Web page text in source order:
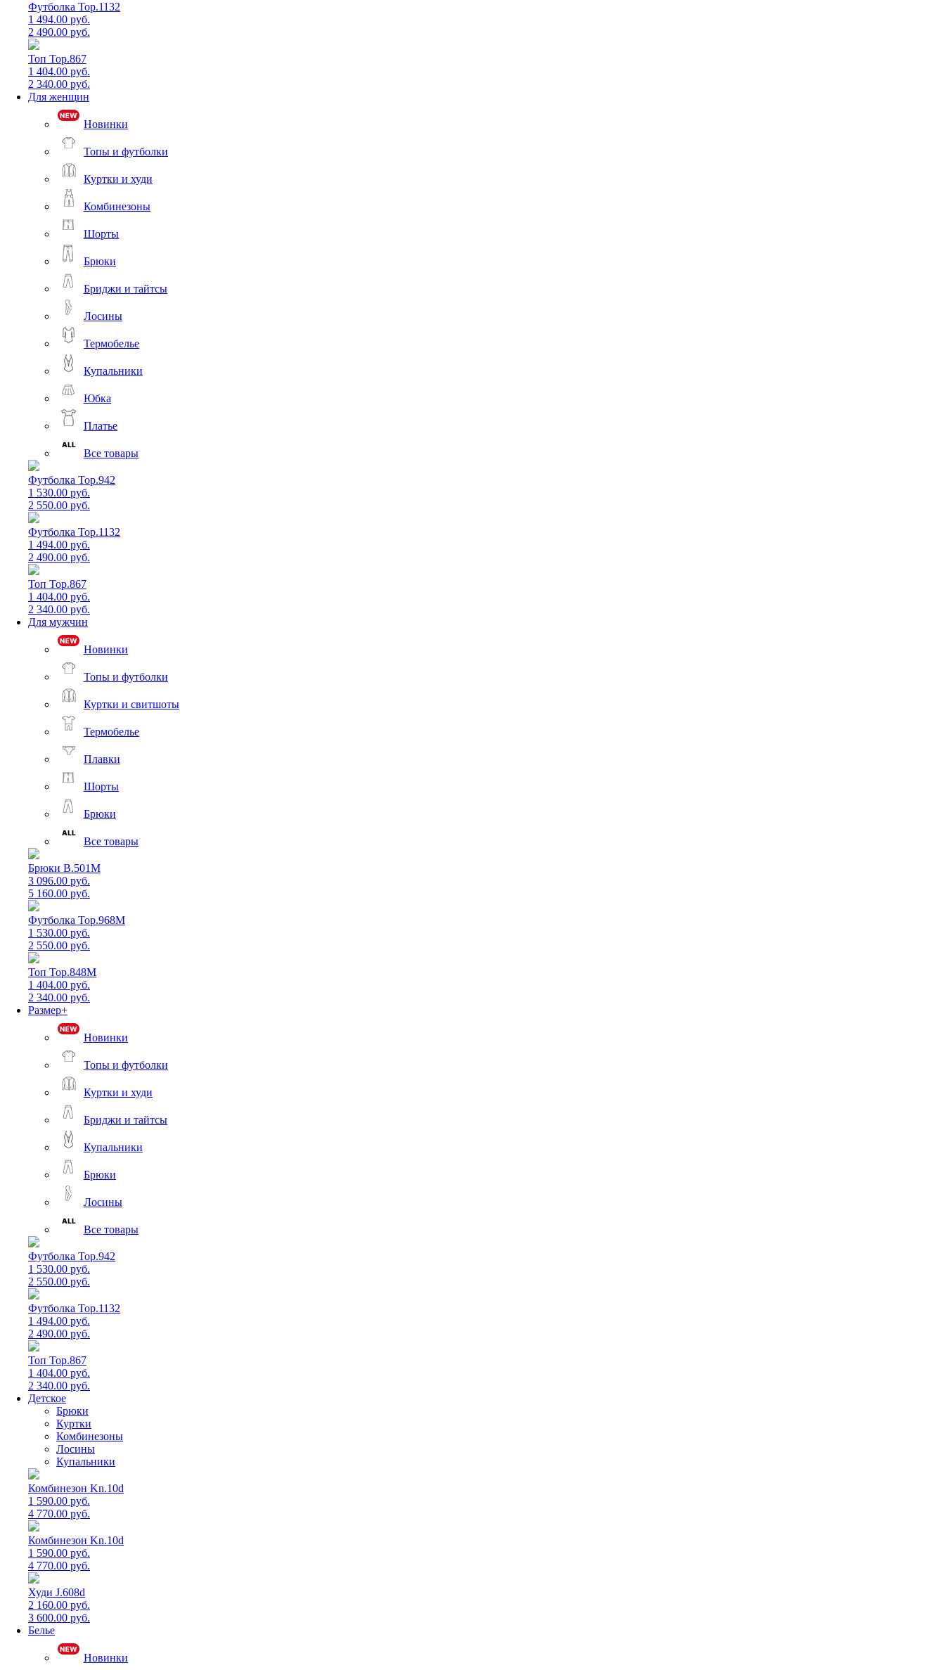
Футболка Top.1132
1 494.00 руб.
2 490.00 руб.
Топ Top.867
1 404.00 руб.
2 340.00 руб.
Для женщин
Новинки
Топы и футболки
Куртки и худи
Комбинезоны
Шорты
Брюки
Бриджи и тайтсы
Лосины
Термобелье
Купальники
Юбка
Платье
Все товары
Футболка Top.942
1 530.00 руб.
2 550.00 руб.
Футболка Top.1132
1 494.00 руб.
2 490.00 руб.
Топ Top.867
1 404.00 руб.
2 340.00 руб.
Для мужчин
Новинки
Топы и футболки
Куртки и свитшоты
Термобелье
Плавки
Шорты
Брюки
Все товары
Брюки B.501M
3 096.00 руб.
5 160.00 руб.
Футболка Top.968M
1 530.00 руб.
2 550.00 руб.
Топ Top.848M
1 404.00 руб.
2 340.00 руб.
Размер+
Новинки
Топы и футболки
Куртки и худи
Бриджи и тайтсы
Купальники
Брюки
Лосины
Все товары
Футболка Top.942
1 530.00 руб.
2 550.00 руб.
Футболка Top.1132
1 494.00 руб.
2 490.00 руб.
Топ Top.867
1 404.00 руб.
2 340.00 руб.
Детское
Брюки
Куртки
Комбинезоны
Лосины
Купальники
Комбинезон Kn.10d
1 590.00 руб.
4 770.00 руб.
Комбинезон Kn.10d
1 590.00 руб.
4 770.00 руб.
Худи J.608d
2 160.00 руб.
3 600.00 руб.
Белье
Новинки